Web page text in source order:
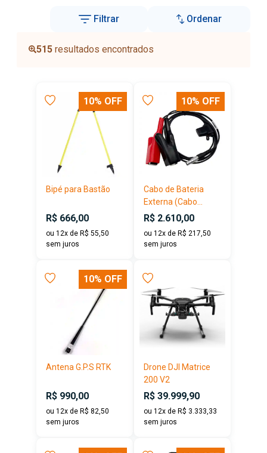
Filtrar Ordenar
515 resultados encontrados
10% OFF
Bipé para Bastão
R$ 666,00
ou 12x de R$ 55,50
sem juros
10% OFF
Cabo de Bateria
Externa (Cabo...
R$ 2.610,00
ou 12x de R$ 217,50
sem juros
10% OFF
Antena G.P.S RTK
R$ 990,00
ou 12x de R$ 82,50
sem juros
Drone DJI Matrice
200 V2
R$ 39.999,90
ou 12x de R$ 3.333,33
sem juros